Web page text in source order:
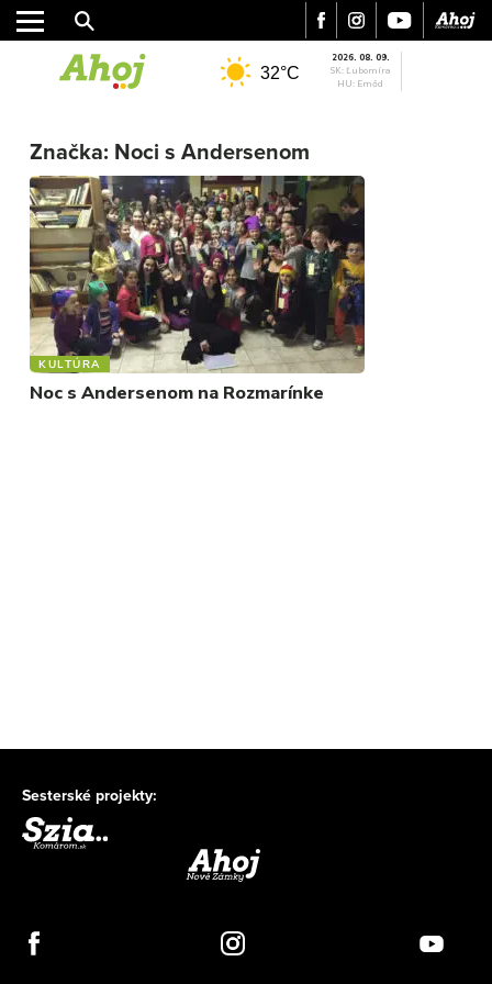
REGIÓN
ŠPORT
KULTÚRA
FOTKY
VIDEO
MIX
32°C
2026. 08. 09.
SK: Ľubomíra
HU: Emőd
Značka: Noci s Andersenom
KULTÚRA
Noc s Andersenom na Rozmarínke
Sesterské projekty: